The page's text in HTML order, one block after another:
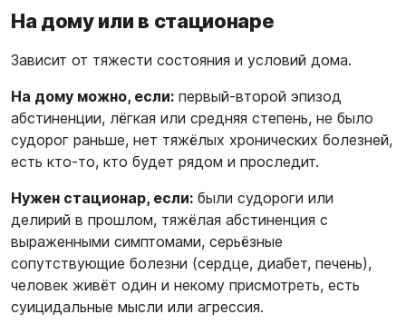
На дому или в стационаре
Зависит от тяжести состояния и условий дома.
На дому можно, если: первый-второй эпизод
абстиненции, лёгкая или средняя степень, не было
судорог раньше, нет тяжёлых хронических болезней,
есть кто-то, кто будет рядом и проследит.
Нужен стационар, если: были судороги или
делирий в прошлом, тяжёлая абстиненция с
выраженными симптомами, серьёзные
сопутствующие болезни (сердце, диабет, печень),
человек живёт один и некому присмотреть, есть
суицидальные мысли или агрессия.